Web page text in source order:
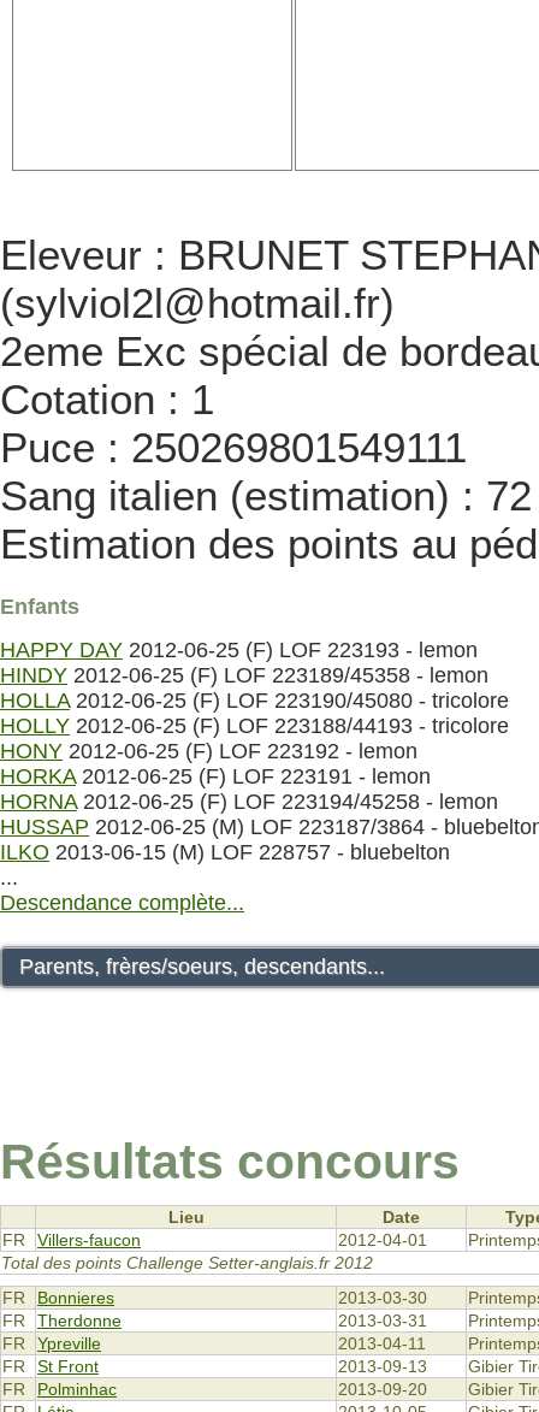
Eleveur : BRUNET
(sylviol2l@hotmail.fr)
2eme Exc spécial de
Cotation : 1
Puce : 250269801549111
Sang italien (estimation) :
Estimation des points au
Enfants
HAPPY DAY 2012-06-25 (F) LOF 223193 - lemon
HINDY 2012-06-25 (F) LOF 223189/45358 - lemon
HOLLA2012-06-25 (F) LOF 223190/45080 - tricolore
HOLLY 2012-06-25 (F) LOF 223188/44193 - tricolore
HONY 2012-06-25 (F) LOF 223192 - lemon
HORKA2012-06-25 (F) LOF 223191 - lemon
HORNA2012-06-25 (F) LOF 223194/45258 - lemon
HUSSAP 2012-06-25 (M) LOF 223187/3864 -
ILKO 2013-06-15 (M) LOF 228757 - bluebelton
...
Descendance complète...
Parents, frères/soeurs, descendants...
Résultats concours
Lieu Date
FR
Villers-faucon 2012-04-01
Total des points Challenge Setter-anglais.fr 2012
FR
Bonnieres 2013-03-30
FR
Therdonne 2013-03-31
FR
Ypreville 2013-04-11
FR
St Front 2013-09-13
Gibier
FR
Polminhac 2013-09-20
Gibier